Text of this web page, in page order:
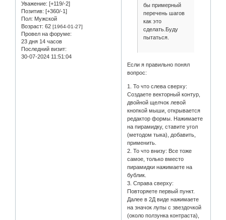
Уважение: [+119/-2]
Позитив: [+360/-1]
Пол: Мужской
Возраст: 62 [1964-01-27]
Провел на форуме:
23 дня 14 часов
Последний визит:
30-07-2024 11:51:04
бы примерный
перечень шагов
как это
сделать.Буду
пытаться.
Если я правильно понял
вопрос:
1. То что слева сверху:
Создаете векторный контур,
двойной щелчок левой
кнопкой мыши, открывается
редактор формы. Нажимаете
на пирамидку, ставите угол
(методом тыка), добавить,
применить.
2. То что внизу: Все тоже
самое, только вместо
пирамидки нажимаете на
бублик.
3. Справа сверху:
Повторяете первый пункт.
Далее в 2Д виде нажимаете
на значок лупы с звездочкой
(около ползунка контраста),